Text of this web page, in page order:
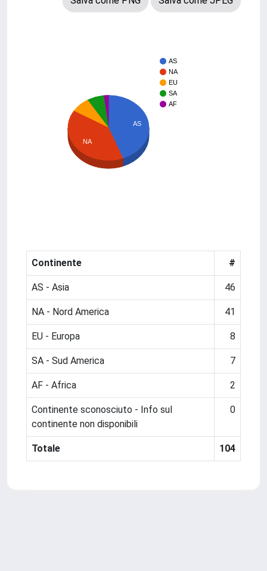
AS
NA
EU
SA
AF
AS
NA
Continente #
AS - Asia 46
NA - Nord America 41
EU - Europa 8
SA - Sud America 7
AF - Africa 2
Continente sconosciuto - Info sul
continente non disponibili
0
Totale 104